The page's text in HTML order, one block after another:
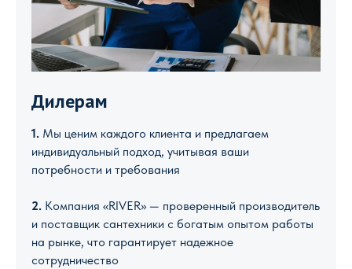
Дилерам
1. Мы ценим каждого клиента и предлагаем
индивидуальный подход, учитывая ваши
потребности и требования
2. Компания «RIVER» — проверенный производитель
и поставщик сантехники с богатым опытом работы
на рынке, что гарантирует надежное
сотрудничество